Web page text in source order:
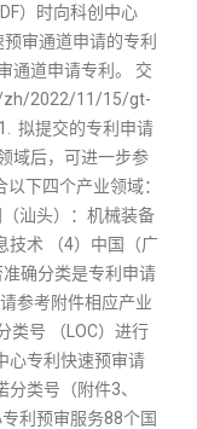
）时向科创中心
审通道申请的专利
通道申请专利。 交
zh/2022/11/15/gt-
拟提交的专利申请
域后，可进一步参
下四个产业领域：
汕头）：机械装备
技术 （4）中国（广
确分类是专利申请
参考附件相应产业
类号 （LOC）进行
心专利快速预审请
类号（附件3、
利预审服务88个国